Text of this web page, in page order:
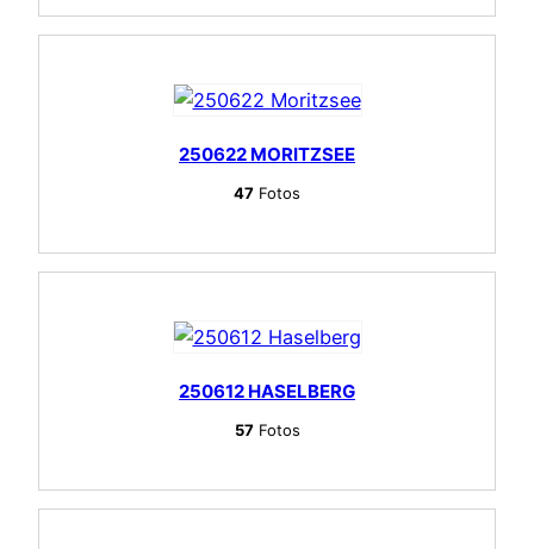
250622 MORITZSEE
47 Fotos
250612 HASELBERG
57Fotos